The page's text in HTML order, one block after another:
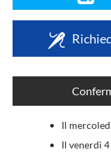
Il
Il venerdì